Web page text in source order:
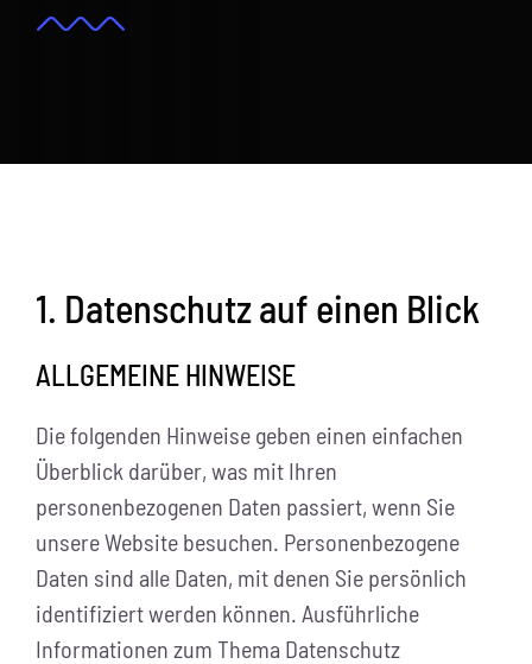
1. Datenschutz auf einen Blick
ALLGEMEINE HINWEISE
Die folgenden Hinweise geben einen einfachen
Überblick darüber, was mit Ihren
personenbezogenen Daten passiert, wenn Sie
unsere Website besuchen. Personenbezogene
Daten sind alle Daten, mit denen Sie persönlich
identifiziert werden können. Ausführliche
Informationen zum Thema Datenschutz